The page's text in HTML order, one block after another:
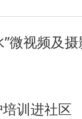
”微视频及
训进社区